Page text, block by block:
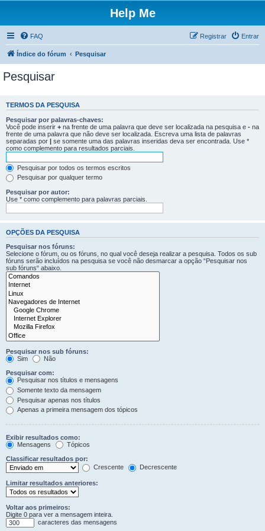
Help Me
FAQ Entrar
Registrar
Índice do fórum Pesquisar
Pesquisar
TERMOS DA PESQUISA
Pesquisar por palavras-chaves:
Você pode inserir + na frente de uma palavra que deve ser localizada na pesquisa e - na
frente de uma palavra que não deve ser localizada. Escreva uma lista de palavras
separadas por | se somente uma das palavras inseridas deva ser encontrada. Use *
como complemento para resultados parciais.
Pesquisar por todos os termos escritos
Pesquisar por qualquer termo
Pesquisar por autor:
Use * como complemento para palavras parciais.
OPÇÕES DA PESQUISA
Pesquisar nos fóruns:
Selecione o fórum, ou os fóruns, no qual você deseja realizar a pesquisa. Todos os sub
fóruns serão incluídos na pesquisa se você não desmarcar a opção “Pesquisar nos
sub fóruns“ abaixo.
Pesquisar nos sub fóruns:
Sim
Não
Pesquisar com:
Pesquisar nos títulos e mensagens
Somente texto da mensagem
Pesquisar apenas nos títulos
Apenas a primeira mensagem dos tópicos
Exibir resultados como:
Mensagens
Tópicos
Classificar resultados por:
Crescente
Decrescente
Limitar resultados anteriores:
Voltar aos primeiros:
Digite 0 para ver a mensagem inteira.
caracteres das mensagens